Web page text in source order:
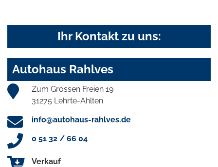
Ihr Kontakt zu uns:
Autohaus Rahlves
Zum Grossen Freien 19
31275 Lehrte-Ahlten
info@autohaus-rahlves.de
0 51 32 / 66 04
Verkauf